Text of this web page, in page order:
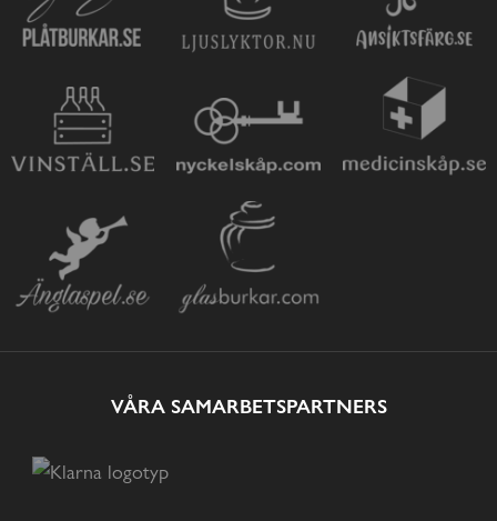
VÅRA SAMARBETSPARTNERS